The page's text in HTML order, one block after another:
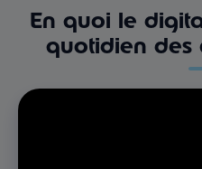
En quoi le
quotidien des